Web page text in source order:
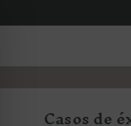
al
Casos de